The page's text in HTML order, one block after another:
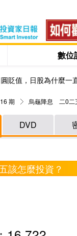
數位
圓貶值，日股為什麼一
期 烏龜降息 二0二
DVD
該怎麼投資？